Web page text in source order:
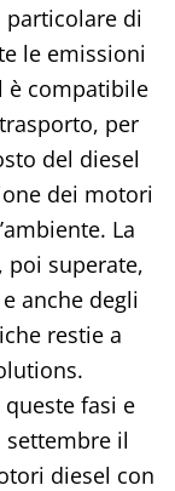
di
le emissioni
è compatibile
per
del diesel
dei motori
La
poi superate,
anche degli
restie a
queste fasi e
il
diesel con